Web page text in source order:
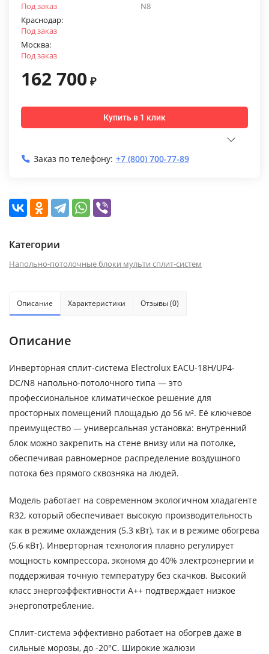
N8
Под заказ
Краснодар:
Под заказ
Москва:
Под заказ
162 700 ₽
Купить в 1 клик
Заказ по телефону: +7 (800) 700-77-89
Категории
Напольно-потолочные блоки мульти сплит-систем
Описание Характеристики Отзывы (0)
Описание
Инверторная сплит-система Electrolux EACU-18H/UP4-
DC/N8 напольно-потолочного типа — это
профессиональное климатическое решение для
просторных помещений площадью до 56 м². Её ключевое
преимущество — универсальная установка: внутренний
блок можно закрепить на стене внизу или на потолке,
обеспечивая равномерное распределение воздушного
потока без прямого сквозняка на людей.
Модель работает на современном экологичном хладагенте
R32, который обеспечивает высокую производительность
как в режиме охлаждения (5.3 кВт), так и в режиме обогрева
(5.6 кВт). Инверторная технология плавно регулирует
мощность компрессора, экономя до 40% электроэнергии и
поддерживая точную температуру без скачков. Высокий
класс энергоэффективности A++ подтверждает низкое
энергопотребление.
Сплит-система эффективно работает на обогрев даже в
сильные морозы, до -20°C. Широкие жалюзи